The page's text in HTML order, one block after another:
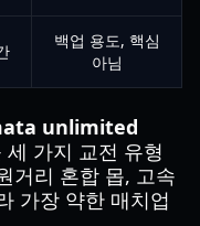
백업 용도, 핵심
아님
unlimited
가지 교전 유형
거리 혼합 몹, 고속
가장 약한 매치업